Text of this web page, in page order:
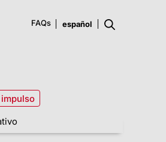
FAQs